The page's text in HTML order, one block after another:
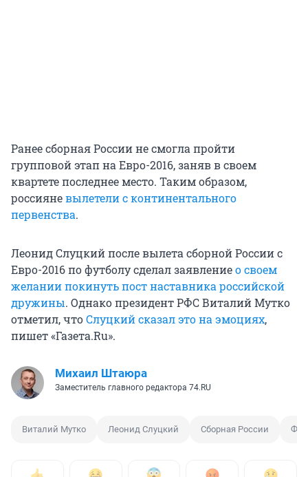
Ранее сборная России не смогла пройти
групповой этап на Евро-2016, заняв в своем
квартете последнее место. Таким образом,
россияневылетели с континентального
первенства.
Леонид Слуцкий после вылета сборной России с
Евро-2016 по футболу сделал заявлениео своем
желании покинуть пост наставника российской
дружины. Однако президент РФС Виталий Мутко
отметил, чтоСлуцкий сказал это на эмоциях,
пишет «Газета.Ru».
Михаил Штаюра
Заместитель главного редактора 74.RU
Виталий Мутко Леонид Слуцкий Сборная России